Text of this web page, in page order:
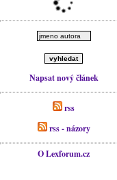
Napsat nový článek
rss
rss - názory
O Lexforum.cz